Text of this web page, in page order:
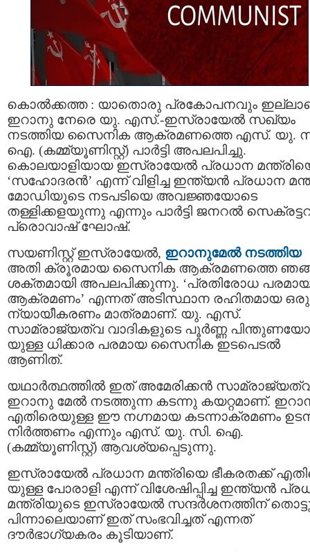
കൊൽക്കത്ത : യാതൊരു പ്രകോപനവും
ഇറാനു നേരെ യു. എസ്.-ഇസ്രായേൽ സഖ്യം
നടത്തിയ സൈനിക ആക്രമണത്തെ എസ്‌. യു.
ഐ. (കമ്മ്യൂണിസ്റ്റ്) പാർട്ടി അപലപിച്ചു.
കൊലയാളിയായ ഇസ്രായേൽ പ്രധാന
‘സഹോദരൻ’ എന്ന് വിളിച്ച ഇന്ത്യൻ പ്രധാന
മോഡിയുടെ നടപടിയെ അവജ്ഞയോടെ
തള്ളിക്കളയുന്നു എന്നും പാർട്ടി ജനറൽ
പ്രൊവാഷ് ഘോഷ്.
സയണിസ്റ്റ് ഇസ്രായേൽ, ഇറാനുമേൽ നടത്തിയ
അതി ക്രൂരമായ സൈനിക ആക്രമണത്തെ
ശക്തമായി അപലപിക്കുന്നു. ‘പ്രതിരോധ
ആക്രമണം’ എന്നത് അടിസ്ഥാന രഹിതമായ ഒരു
ന്യായീകരണം മാത്രമാണ്. യു. എസ്.
സാമ്രാജ്യത്വ വാദികളുടെ പൂർണ്ണ
യുള്ള ധിക്കാര പരമായ സൈനിക ഇടപെടൽ
ആണിത്.
യഥാർത്ഥത്തിൽ ഇത് അമേരിക്കൻ
ഇറാനു മേൽ നടത്തുന്ന കടന്നു കയറ്റമാണ്.
എതിരെയുള്ള ഈ നഗ്നമായ കടന്നാക്രമണം
നിർത്തണം എന്നും എസ്‌. യു. സി. ഐ.
(കമ്മ്യൂണിസ്റ്റ്) ആവശ്യപ്പെടുന്നു.
ഇസ്രായേൽ പ്രധാന മന്ത്രിയെ ഭീകരതക്ക്
യുള്ള പോരാളി എന്ന് വിശേഷിപ്പിച്ച ഇന്ത്യൻ
മന്ത്രിയുടെ ഇസ്രായേൽ സന്ദർശനത്തിന്
പിന്നാലെയാണ് ഇത് സംഭവിച്ചത് എന്നത്
ദൗർഭാഗ്യകരം കൂടിയാണ്.